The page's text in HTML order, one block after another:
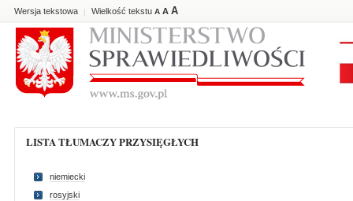
Wersja tekstowa | Wielkość tekstu A A A
LISTA TŁUMACZY PRZYSIĘGŁYCH
niemiecki
rosyjski